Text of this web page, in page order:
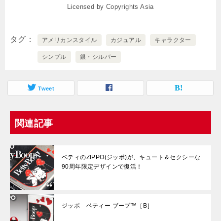
Licensed by Copyrights Asia
タグ アメリカンスタイル カジュアル キャラクター
シンプル 銀・シルバー
Tweet
関連記事
ベティのZIPPO(ジッポ)が、キュート＆セクシーな
90周年限定デザインで復活！
ジッポ ベティー ブープ™［B］